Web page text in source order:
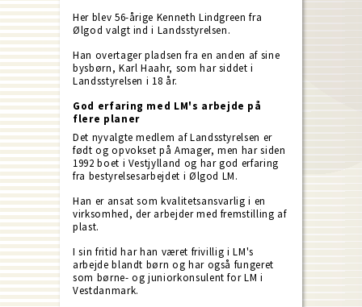
Her blev 56-årige Kenneth Lindgreen fra
Ølgod valgt ind i Landsstyrelsen.
Han overtager pladsen fra en anden af sine
bysbørn, Karl Haahr, som har siddet i
Landsstyrelsen i 18 år.
God erfaring med LM's arbejde på
flere planer
Det nyvalgte medlem af Landsstyrelsen er
født og opvokset på Amager, men har siden
1992 boet i Vestjylland og har god erfaring
fra bestyrelsesarbejdet i Ølgod LM.
Han er ansat som kvalitetsansvarlig i en
virksomhed, der arbejder med fremstilling af
plast.
I sin fritid har han været frivillig i LM's
arbejde blandt børn og har også fungeret
som børne- og juniorkonsulent for LM i
Vestdanmark.